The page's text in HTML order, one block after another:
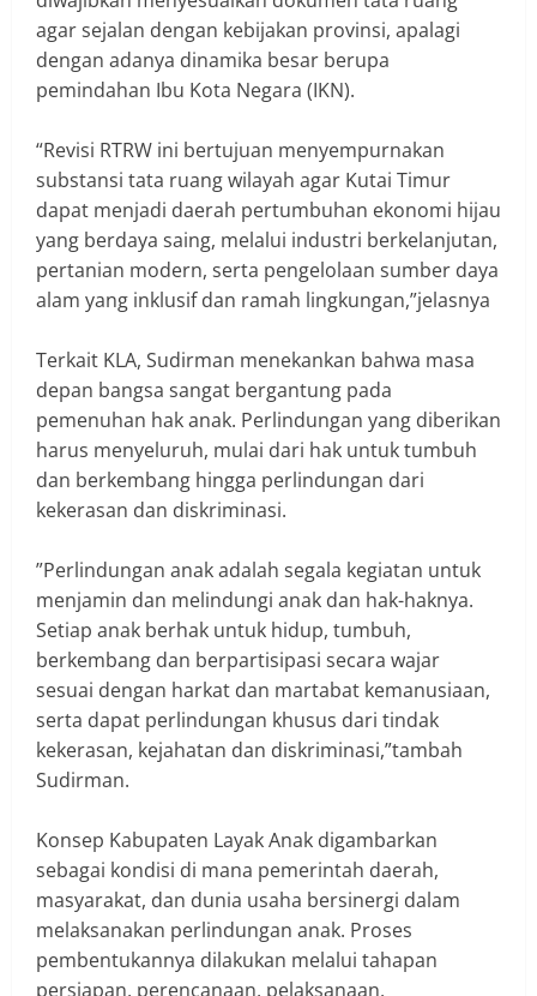
agar sejalan dengan kebijakan provinsi, apalagi
dengan adanya dinamika besar berupa
pemindahan Ibu Kota Negara (IKN).
‎“Revisi RTRW ini bertujuan menyempurnakan
substansi tata ruang wilayah agar Kutai Timur
dapat menjadi daerah pertumbuhan ekonomi hijau
yang berdaya saing, melalui industri berkelanjutan,
pertanian modern, serta pengelolaan sumber daya
alam yang inklusif dan ramah lingkungan,”jelasnya
‎Terkait KLA, Sudirman menekankan bahwa masa
depan bangsa sangat bergantung pada
pemenuhan hak anak. Perlindungan yang diberikan
harus menyeluruh, mulai dari hak untuk tumbuh
dan berkembang hingga perlindungan dari
kekerasan dan diskriminasi.
‎”Perlindungan anak adalah segala kegiatan untuk
menjamin dan melindungi anak dan hak-haknya.
Setiap anak berhak untuk hidup, tumbuh,
berkembang dan berpartisipasi secara wajar
sesuai dengan harkat dan martabat kemanusiaan,
serta dapat perlindungan khusus dari tindak
kekerasan, kejahatan dan diskriminasi,”tambah
Sudirman.
‎Konsep Kabupaten Layak Anak digambarkan
sebagai kondisi di mana pemerintah daerah,
masyarakat, dan dunia usaha bersinergi dalam
melaksanakan perlindungan anak. Proses
pembentukannya dilakukan melalui tahapan
persiapan, perencanaan, pelaksanaan,